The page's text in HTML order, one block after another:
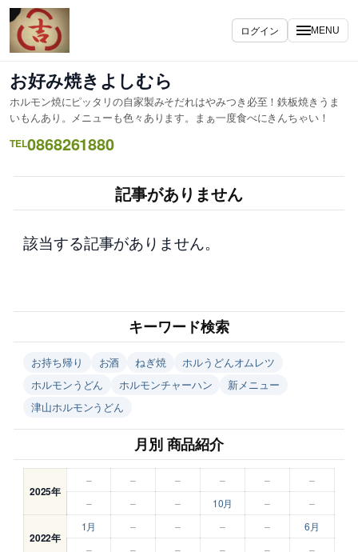
内
容
を
キ
ッ
プ
ログイン MENU
お好み焼きよしむら
ホルモン焼にピッタリの自家製みそだれはやみつき必至！鉄板焼きうま
いもんあり。メニューも色々あります。まぁ一度食べにきんちゃい！
TEL0868261880
記事がありません
該当する記事がありません。
キーワード検索
お持ち帰り お酒 ねぎ焼
ホルうどんオムレツ
ホルモンうどん
ホルモンチャーハン
新メニュー
津山ホルモンうどん
月別 商品紹介
2025年
– – – – –
–
–
– – 10月 – –
2022年
1月 – – – –
6月
–
– – – – –